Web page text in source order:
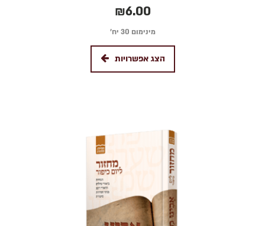
₪6.00
מינימום 30 יח׳
הצג אפשרויות